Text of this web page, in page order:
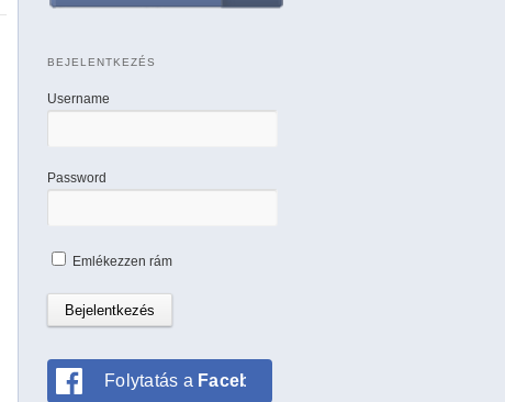
BEJELENTKEZÉS
Username
Password
Emlékezzen rám
Folytatás a Facebookkal